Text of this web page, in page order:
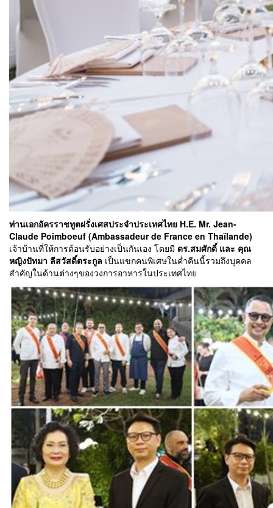
ท่านเอกอัครราชทูตฝรั่งเศสประจำประเทศไทย H.E. Mr. Jean-
Claude Poimboeuf (Ambassadeur de France en Thaïlande)
เจ้าบ้านที่ให้การต้อนรับอย่างเป็นกันเอง โดยมี ดร.สมศักดิ์ และ คุณ
หญิงปัทมา ลีสวัสดิ์ตระกูล เป็นแขกคนพิเศษในค่ำคืนนี้รวมถึงบุคคล
สำคัญในด้านต่างๆของวงการอาหารในประเทศไทย